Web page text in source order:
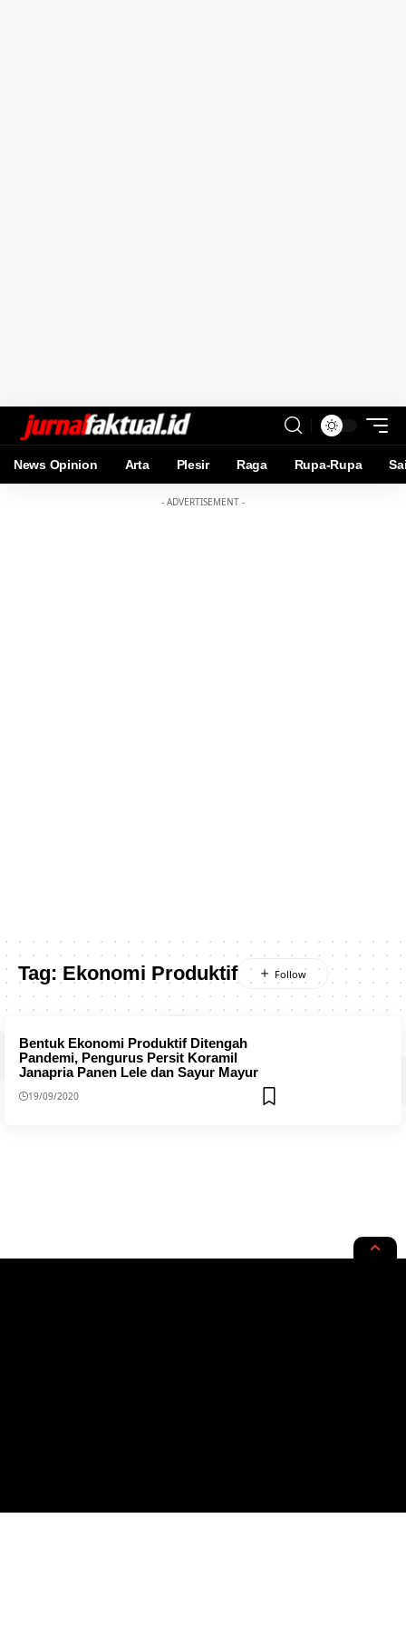
News Opinion Arta Plesir Raga Rupa-Rupa
- ADVERTISEMENT -
Tag:Ekonomi Produktif
Bentuk Ekonomi Produktif Ditengah
Pandemi, Pengurus Persit Koramil
Janapria Panen Lele dan Sayur Mayur
19/09/2020